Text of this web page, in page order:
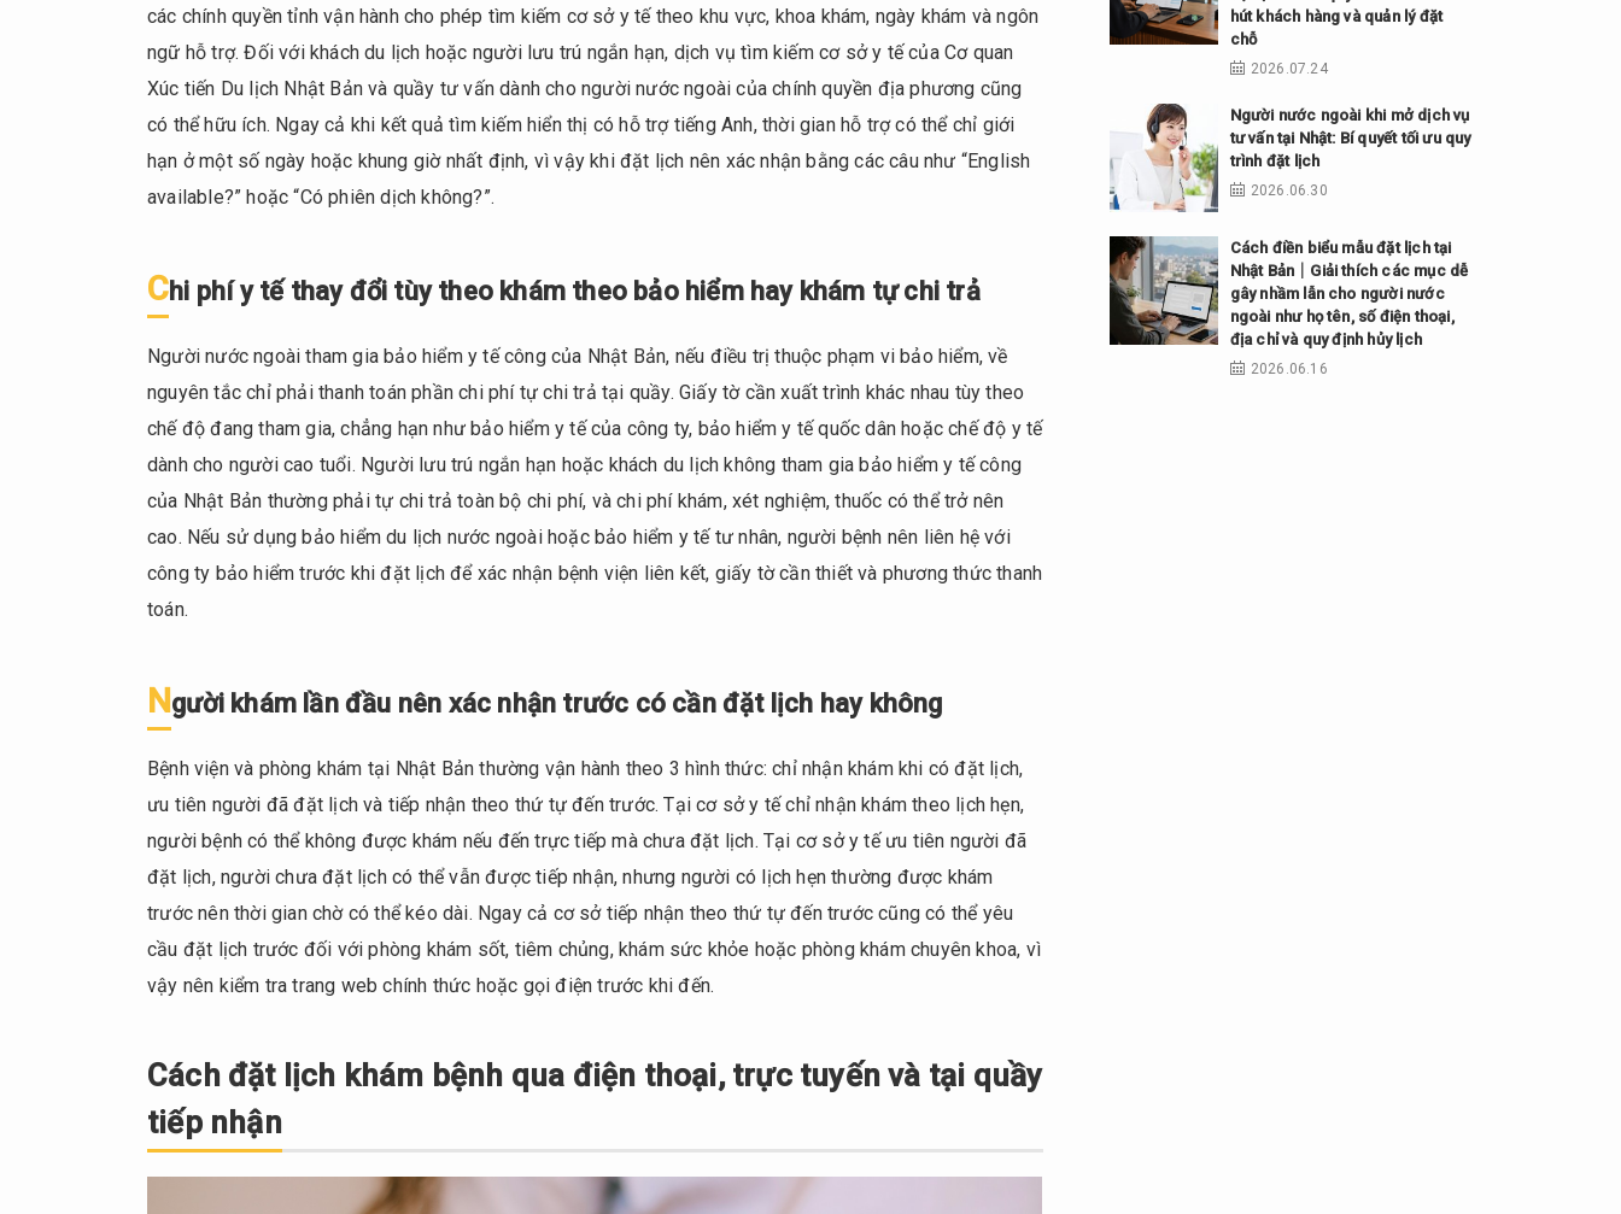
chứng
1.2.
Có
thể
tìm
viện
ngoại
qua
trang
kiếm
chính
thức
1.3.
Chi
đổi
tùy
khám
theo
bảo
hiểm
hay
khám
tự
chi
Người
khám
lần
các chính quyền tỉnh vận hành cho phép tìm kiếm cơ sở y tế theo khu vực, khoa khám, ngày khám và ngôn
ngữ hỗ trợ. Đối với khách du lịch hoặc người lưu trú ngắn hạn, dịch vụ tìm kiếm cơ sở y tế của Cơ quan
Xúc tiến Du lịch Nhật Bản và quầy tư vấn dành cho người nước ngoài của chính quyền địa phương cũng
có thể hữu ích. Ngay cả khi kết quả tìm kiếm hiển thị có hỗ trợ tiếng Anh, thời gian hỗ trợ có thể chỉ giới
hạn ở một số ngày hoặc khung giờ nhất định, vì vậy khi đặt lịch nên xác nhận bằng các câu như “English
available?” hoặc “Có phiên dịch không?”.
Chi phí y tế thay đổi tùy theo khám theo bảo hiểm hay khám tự chi trả
Người nước ngoài tham gia bảo hiểm y tế công của Nhật Bản, nếu điều trị thuộc phạm vi bảo hiểm, về
nguyên tắc chỉ phải thanh toán phần chi phí tự chi trả tại quầy. Giấy tờ cần xuất trình khác nhau tùy theo
chế độ đang tham gia, chẳng hạn như bảo hiểm y tế của công ty, bảo hiểm y tế quốc dân hoặc chế độ y tế
dành cho người cao tuổi. Người lưu trú ngắn hạn hoặc khách du lịch không tham gia bảo hiểm y tế công
của Nhật Bản thường phải tự chi trả toàn bộ chi phí, và chi phí khám, xét nghiệm, thuốc có thể trở nên
cao. Nếu sử dụng bảo hiểm du lịch nước ngoài hoặc bảo hiểm y tế tư nhân, người bệnh nên liên hệ với
công ty bảo hiểm trước khi đặt lịch để xác nhận bệnh viện liên kết, giấy tờ cần thiết và phương thức thanh
toán.
Người khám lần đầu nên xác nhận trước có cần đặt lịch hay không
Bệnh viện và phòng khám tại Nhật Bản thường vận hành theo 3 hình thức: chỉ nhận khám khi có đặt lịch,
ưu tiên người đã đặt lịch và tiếp nhận theo thứ tự đến trước. Tại cơ sở y tế chỉ nhận khám theo lịch hẹn,
người bệnh có thể không được khám nếu đến trực tiếp mà chưa đặt lịch. Tại cơ sở y tế ưu tiên người đã
đặt lịch, người chưa đặt lịch có thể vẫn được tiếp nhận, nhưng người có lịch hẹn thường được khám
trước nên thời gian chờ có thể kéo dài. Ngay cả cơ sở tiếp nhận theo thứ tự đến trước cũng có thể yêu
cầu đặt lịch trước đối với phòng khám sốt, tiêm chủng, khám sức khỏe hoặc phòng khám chuyên khoa, vì
vậy nên kiểm tra trang web chính thức hoặc gọi điện trước khi đến.
Cách đặt lịch khám bệnh qua điện thoại, trực tuyến và tại quầy
tiếp nhận
hút khách hàng và quản lý đặt
chỗ
2026.07.24
Người nước ngoài khi mở dịch vụ
tư vấn tại Nhật: Bí quyết tối ưu quy
trình đặt lịch
2026.06.30
Cách điền biểu mẫu đặt lịch tại
Nhật Bản｜Giải thích các mục dễ
gây nhầm lẫn cho người nước
ngoài như họ tên, số điện thoại,
địa chỉ và quy định hủy lịch
2026.06.16